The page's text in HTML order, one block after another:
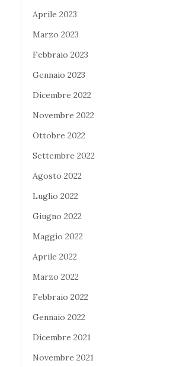
Aprile 2023
Marzo 2023
Febbraio 2023
Gennaio 2023
Dicembre 2022
Novembre 2022
Ottobre 2022
Settembre 2022
Agosto 2022
Luglio 2022
Giugno 2022
Maggio 2022
Aprile 2022
Marzo 2022
Febbraio 2022
Gennaio 2022
Dicembre 2021
Novembre 2021